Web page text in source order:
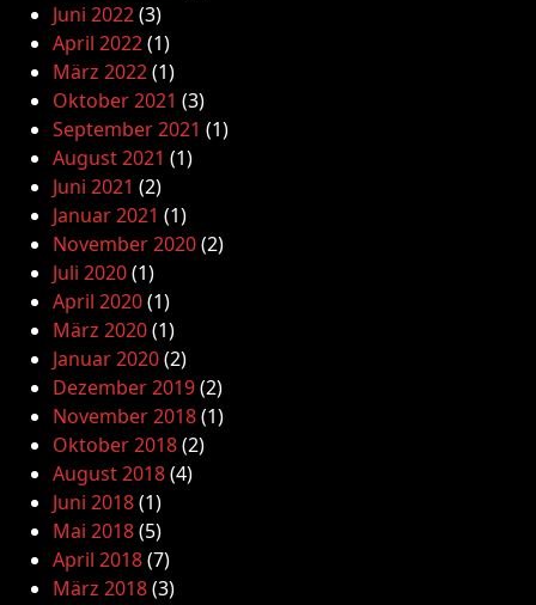
Juni 2022(3)
April 2022(1)
März 2022(1)
Oktober 2021 (3)
September 2021 (1)
August 2021 (1)
Juni 2021 (2)
Januar 2021 (1)
November 2020(2)
Juli 2020(1)
April 2020(1)
März 2020(1)
Januar 2020(2)
Dezember 2019(2)
November 2018(1)
Oktober 2018(2)
August 2018(4)
Juni 2018(1)
Mai 2018(5)
April 2018(7)
März 2018(3)